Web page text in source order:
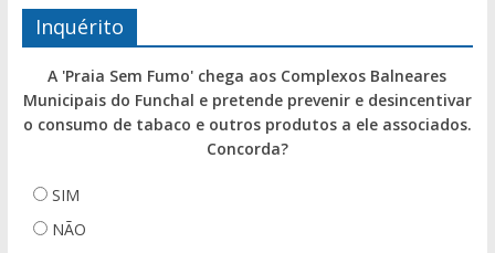
Inquérito
A 'Praia Sem Fumo' chega aos Complexos Balneares
Municipais do Funchal e pretende prevenir e desincentivar
o consumo de tabaco e outros produtos a ele associados.
Concorda?
SIM
NÃO